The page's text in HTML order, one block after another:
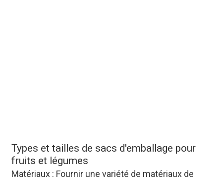
Types et tailles de sacs d'emballage pour
fruits et légumes
Matériaux : Fournir une variété de matériaux de